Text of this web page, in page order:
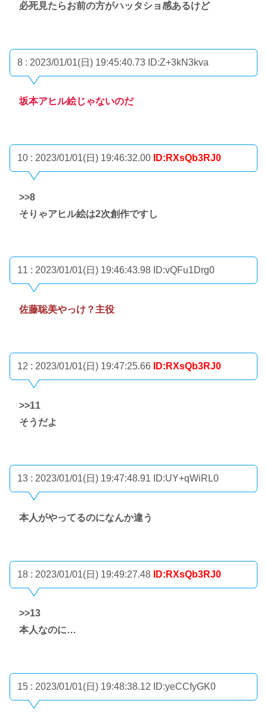
必死見たらお前の方がハッタショ感あるけど
8 : 2023/01/01(日) 19:45:40.73 ID:Z+3kN3kva
坂本アヒル絵じゃないのだ
10 : 2023/01/01(日) 19:46:32.00 ID:RXsQb3RJ0
>>8
そりゃアヒル絵は2次創作ですし
11 : 2023/01/01(日) 19:46:43.98 ID:vQFu1Drg0
佐藤聡美やっけ？主役
12 : 2023/01/01(日) 19:47:25.66 ID:RXsQb3RJ0
>>11
そうだよ
13 : 2023/01/01(日) 19:47:48.91 ID:UY+qWiRL0
本人がやってるのになんか違う
18 : 2023/01/01(日) 19:49:27.48 ID:RXsQb3RJ0
>>13
本人なのに…
15 : 2023/01/01(日) 19:48:38.12 ID:yeCCfyGK0